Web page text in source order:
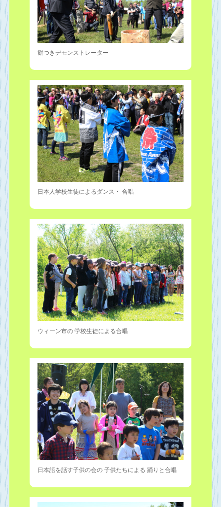
餅つきデモンストレーター
日本人学校生徒によるダンス・ 合唱
ウィーン市の 学校生徒による合唱
日本語を話す子供の会の 子供たちによる 踊りと合唱